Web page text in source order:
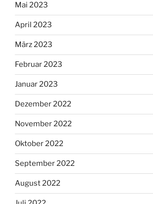
Mai 2023
April 2023
März 2023
Februar 2023
Januar 2023
Dezember 2022
November 2022
Oktober 2022
September 2022
August 2022